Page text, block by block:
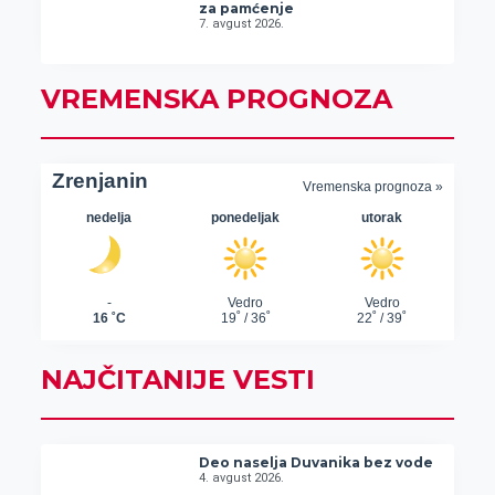
za pamćenje
7. avgust 2026.
VREMENSKA PROGNOZA
NAJČITANIJE VESTI
Deo naselja Duvanika bez vode
4. avgust 2026.